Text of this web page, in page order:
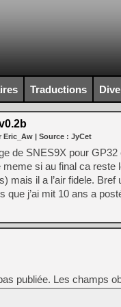
Traductions
Eric_Aw | Source : JyCet
de SNES9X pour
si au final ca
mais il a l’air fidele.
que j’ai mit 10 ans a
publiée. Les champs